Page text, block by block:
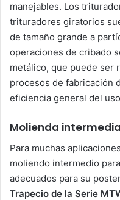
manejables. Los
trituradores giratorios
de tamaño grande a
operaciones de cribado
metálico, que puede ser
procesos de fabricación
eficiencia general del
Molienda intermedia
Para muchas
moliendo intermedio
adecuados para su
Trapecio de la Serie